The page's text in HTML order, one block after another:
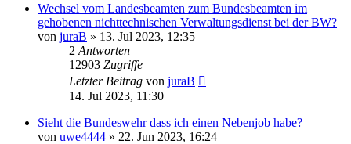
Wechsel vom Landesbeamten zum Bundesbeamten im
gehobenen nichttechnischen Verwaltungsdienst bei der BW?
von juraB » 13. Jul 2023, 12:35
2 Antworten
12903 Zugriffe
Letzter Beitrag von juraB
14. Jul 2023, 11:30
Sieht die Bundeswehr dass ich einen Nebenjob habe?
von uwe4444 » 22. Jun 2023, 16:24